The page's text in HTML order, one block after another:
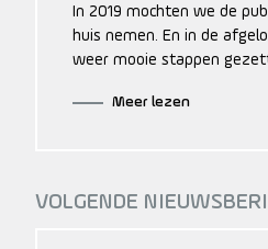
In 2019 mochten we de
huis nemen. En in de
weer mooie stappen
Voorbeelden hiervan zijn
Meer lezen
VOLGENDE